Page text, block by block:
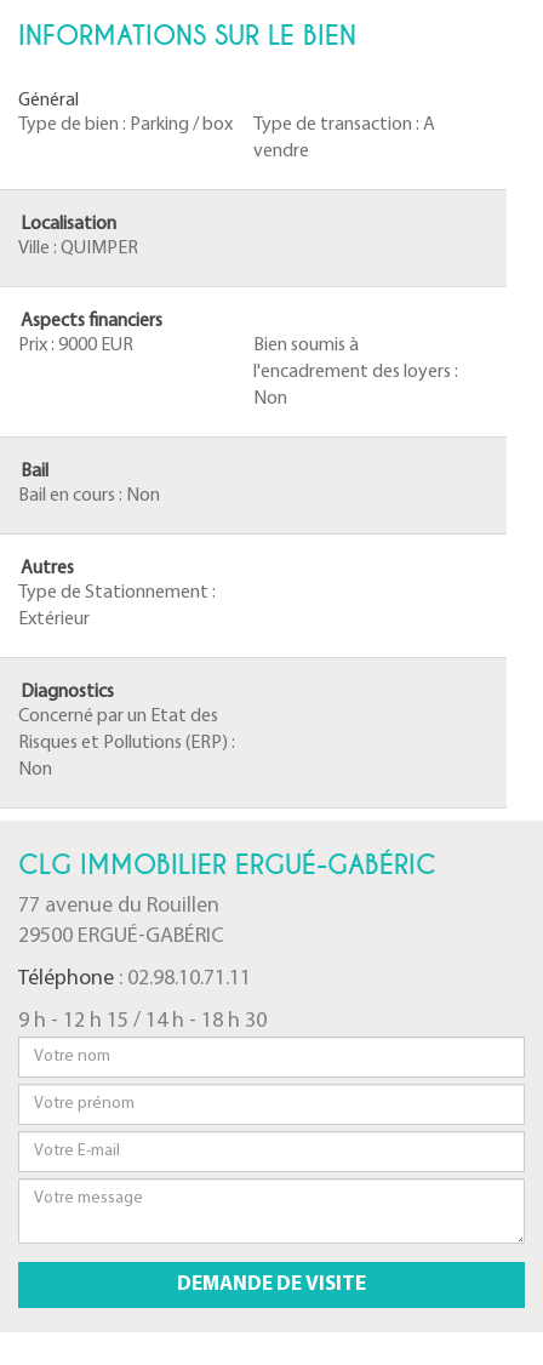
INFORMATIONS SUR LE BIEN
Général
Type de bien : Parking / box Type de transaction : A
vendre
Localisation
Ville : QUIMPER
Aspects financiers
Prix : 9000 EUR
Bien soumis à
l'encadrement des loyers :
Non
Bail
Bail en cours : Non
Autres
Type de Stationnement :
Extérieur
Diagnostics
Concerné par un Etat des
Risques et Pollutions (ERP) :
Non
CLG IMMOBILIER ERGUÉ-GABÉRIC
77 avenue du Rouillen
29500 ERGUÉ-GABÉRIC
Téléphone : 02.98.10.71.11
9 h - 12 h 15 / 14 h - 18 h 30